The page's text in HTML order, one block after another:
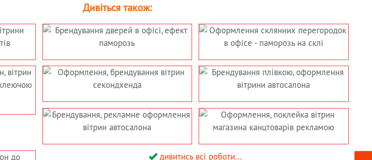
Дивіться також:
ОФОРМЛЕННЯ СКЛЯННИХ
ПЕРЕГОРОДОК В ОФІСІ –
ПАМОРОЗЬ НА СКЛІ
БРЕНДУВАННЯ ПЛІВКОЮ,
АВТОСАЛОНА
ОФОРМЛЕННЯ, ПОКЛЕЙКА
ВІТРИН МАГАЗИНА
КАНЦТОВАРІВ РЕКЛАМОЮ
дивитись всі роботи...